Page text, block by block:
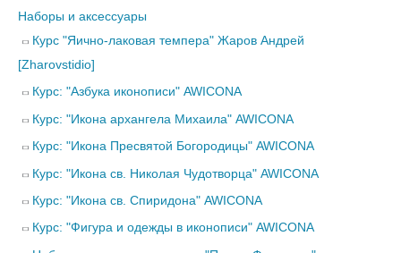
Наборы и аксессуары
Курс "Яично-лаковая темпера" Жаров Андрей
[Zharovstidio]
Курс: "Азбука иконописи" AWICONA
Курс: "Икона архангела Михаила" AWICONA
Курс: "Икона Пресвятой Богородицы" AWICONA
Курс: "Икона св. Николая Чудотворца" AWICONA
Курс: "Икона св. Спиридона" AWICONA
Курс: "Фигура и одежды в иконописи" AWICONA